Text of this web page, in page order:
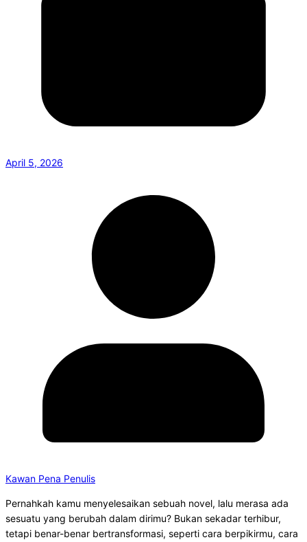
April 5, 2026
Kawan Pena Penulis
Pernahkah kamu menyelesaikan sebuah novel, lalu merasa ada
sesuatu yang berubah dalam dirimu? Bukan sekadar terhibur,
tetapi benar-benar bertransformasi, seperti cara berpikirmu, cara